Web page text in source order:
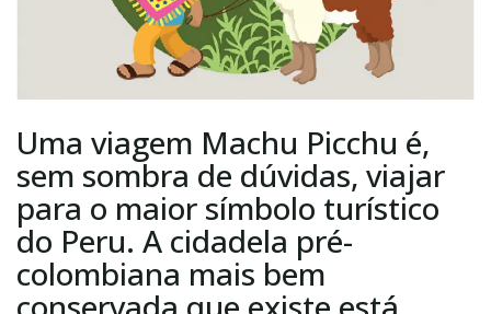
Uma viagem Machu Picchu é,
sem sombra de dúvidas, viajar
para o maior símbolo turístico
do Peru. A cidadela pré-
colombiana mais bem